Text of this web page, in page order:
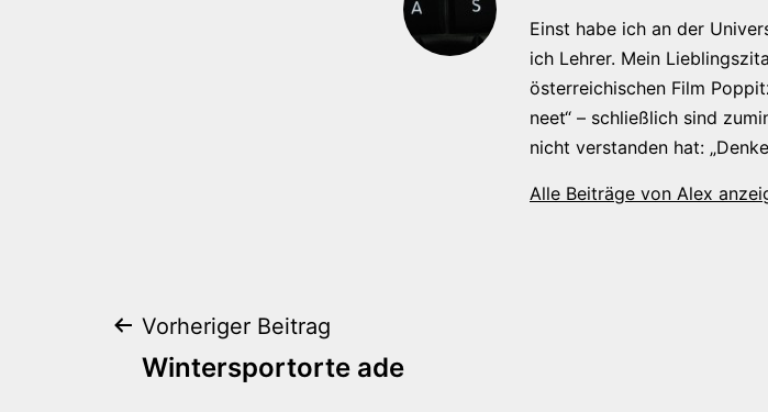
Einst habe ich an der
ich Lehrer. Mein
österreichischen Film
neet“ – schließlich sind
nicht verstanden hat:
Alle Beiträge von Alex
Beitragsnavigation
Vorheriger Beitrag
Wintersportorte ade